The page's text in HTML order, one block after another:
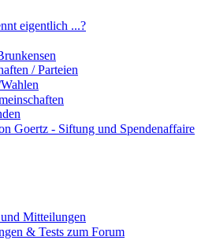
eigentlich ...?
/ Parteien
Goertz - Siftung und Spendenaffaire
Mitteilungen
& Tests zum Forum